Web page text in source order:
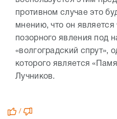
противном случае это
мнению, что он является
позорного явления под
«волгоградский спрут»,
которого является
Лучников.
/